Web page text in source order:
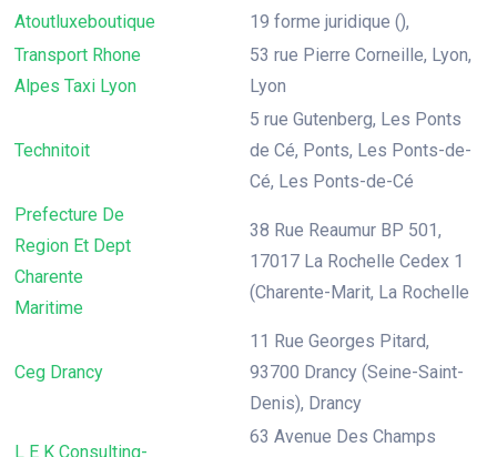
Atoutluxeboutique
19 forme juridique (),
Transport Rhone
Alpes Taxi Lyon
53 rue Pierre Corneille, Lyon,
Lyon
Technitoit
5 rue Gutenberg, Les Ponts
de Cé, Ponts, Les Ponts-de-
Cé, Les Ponts-de-Cé
Prefecture De
Region Et Dept
Charente
Maritime
38 Rue Reaumur BP 501,
17017 La Rochelle Cedex 1
(Charente-Marit, La Rochelle
Ceg Drancy
11 Rue Georges Pitard,
93700 Drancy (Seine-Saint-
Denis), Drancy
L E K Consulting-
63 Avenue Des Champs